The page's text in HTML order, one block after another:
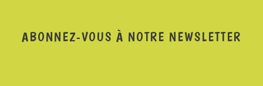
ABONNEZ-VOUS À NOTRE NEWSLETTER